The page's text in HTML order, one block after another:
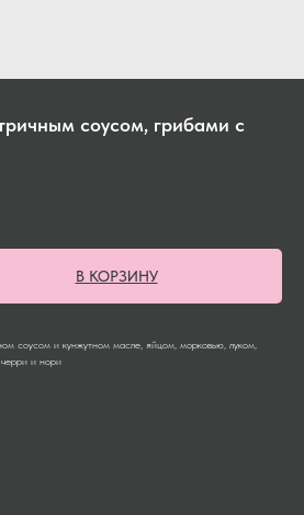
соусом, грибами с
В КОРЗИНУ
соусом и кунжутном масле, яйцом, морковью, луком,
и нори